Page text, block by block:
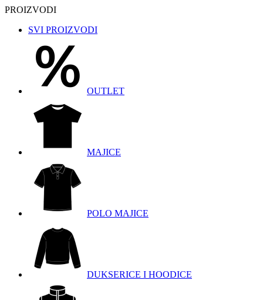
PROIZVODI
SVI PROIZVODI
OUTLET
MAJICE
POLO MAJICE
DUKSERICE I HOODICE